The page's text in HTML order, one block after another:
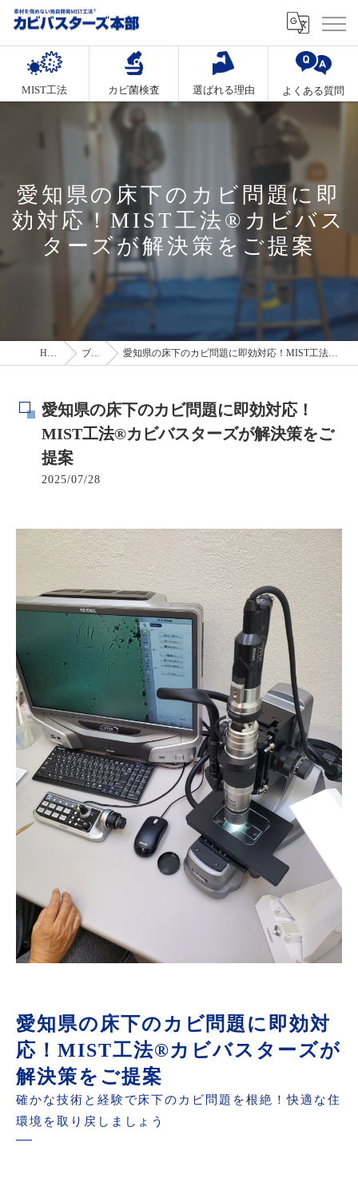
MIST工法 カビ菌検査 選ばれる理由 よくある質問
愛知県の床下のカビ問題に即
効対応！MIST工法®カビバス
ターズが解決策をご提案
HOME ブログ 愛知県の床下のカビ問題に即効対応！MIST工法®カビバスターズが解決策をご提案
愛知県の床下のカビ問題に即効対応！
MIST工法®カビバスターズが解決策をご
提案
2025/07/28
愛知県の床下のカビ問題に即効対
応！MIST工法®カビバスターズが
解決策をご提案
確かな技術と経験で床下のカビ問題を根絶！快適な住
環境を取り戻しましょう